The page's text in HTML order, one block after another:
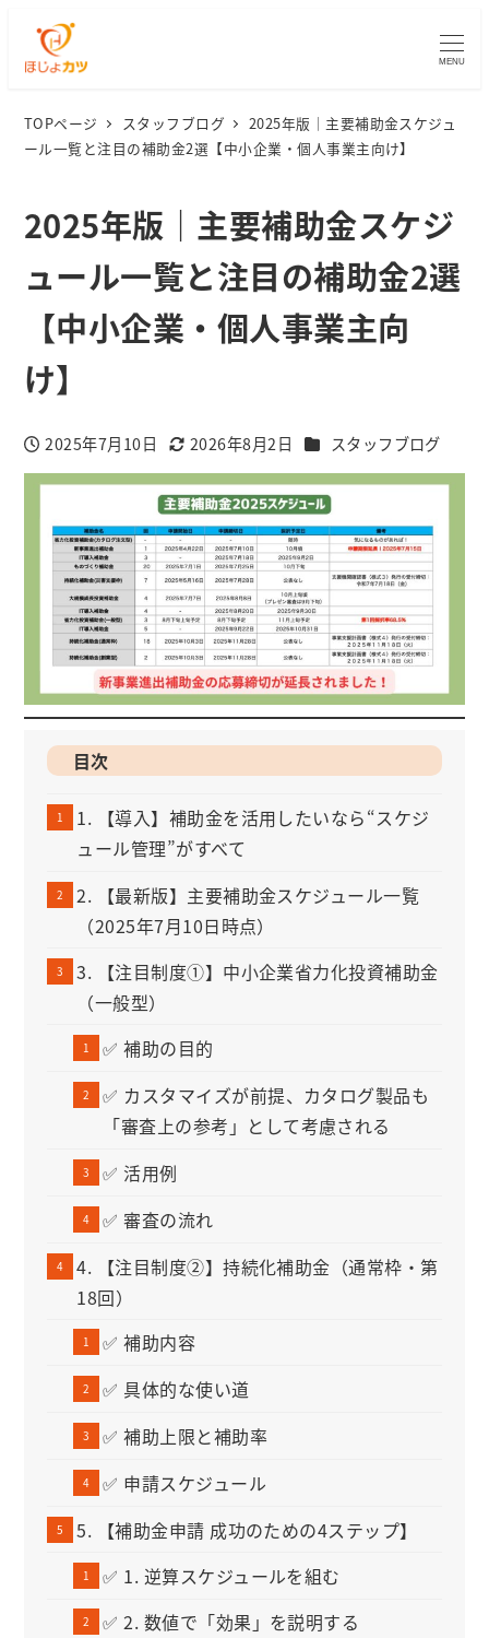
MENU
TOPページ スタッフブログ
2025年版｜主要補助金スケジュ
ール一覧と注目の補助金2選【中小企業・個人事業主向け】
2025年版｜主要補助金スケジ
ュール一覧と注目の補助金2選
【中小企業・個人事業主向
け】
投稿日
2025年7月10日
更新日
2026年8月2日 カテゴリー
スタッフブログ
目次
1. 【導入】補助金を活用したいなら“スケジ
ュール管理”がすべて
2. 【最新版】主要補助金スケジュール一覧
（2025年7月10日時点）
3. 【注目制度①】中小企業省力化投資補助金
（一般型）
✅ 補助の目的
✅ カスタマイズが前提、カタログ製品も
「審査上の参考」として考慮される
✅ 活用例
✅ 審査の流れ
4. 【注目制度②】持続化補助金（通常枠・第
18回）
✅ 補助内容
✅ 具体的な使い道
✅ 補助上限と補助率
✅ 申請スケジュール
5. 【補助金申請 成功のための4ステップ】
✅ 1. 逆算スケジュールを組む
✅ 2. 数値で「効果」を説明する